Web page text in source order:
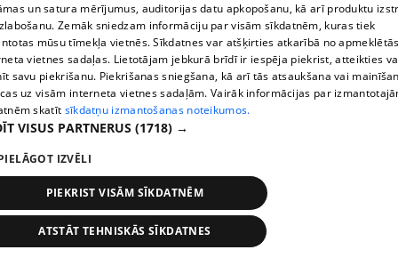
pirms 2 gadiem, 9 mēnešiem
Ko darīt, ja rodas aizdomas, ka četrkājainā mīluļa
nāvē vainojama, iespējams, veterinārā klīnika?
46. epizode
un satura mērījumus, auditorijas datu apkopošanu, kā arī produktu
Zemāk sniedzam informāciju par visām sīkdatnēm, kuras tiek
mūsu tīmekļa vietnēs. Sīkdatnes var atšķirties atkarībā no
vietnes sadaļas. Lietotājam jebkurā brīdī ir iespēja piekrist, atteikties
savu piekrišanu. Piekrišanas sniegšana, kā arī tās atsaukšana vai
uz visām interneta vietnes sadaļām. Vairāk informācijas par
skatīt sīkdatņu izmantošanas noteikumos.
VISUS PARTNERUS (1718) →
IZVĒLI
PIEKRIST VISĀM SĪKDATNĒM
ATSTĀT TEHNISKĀS SĪKDATNES